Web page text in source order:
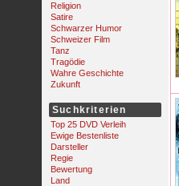
Religion
Satire
Schwarzer Humor
Schweizer Film
Tanz
Tragödie
Wahre Geschichte
Zukunft
Suchkriterien
Top 25 DVD Verleih
Ewige Bestenliste
Darsteller
Regie
Bewertung
Land